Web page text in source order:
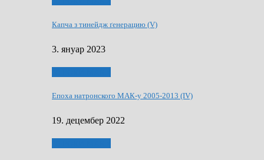
Капча з тинейдж ґенерацию (V)
3. януар 2023
Епоха натронского МАК-у 2005-2013 (IV)
19. децембер 2022